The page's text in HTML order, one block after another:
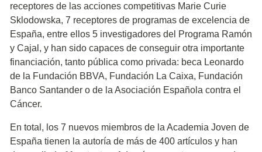
receptores de las acciones competitivas Marie Curie
Sklodowska, 7 receptores de programas de excelencia de
España, entre ellos 5 investigadores del Programa Ramón
y Cajal, y han sido capaces de conseguir otra importante
financiación, tanto pública como privada: beca Leonardo
de la Fundación BBVA, Fundación La Caixa, Fundación
Banco Santander o de la Asociación Española contra el
Cáncer.
En total, los 7 nuevos miembros de la Academia Joven de
España tienen la autoría de más de 400 artículos y han